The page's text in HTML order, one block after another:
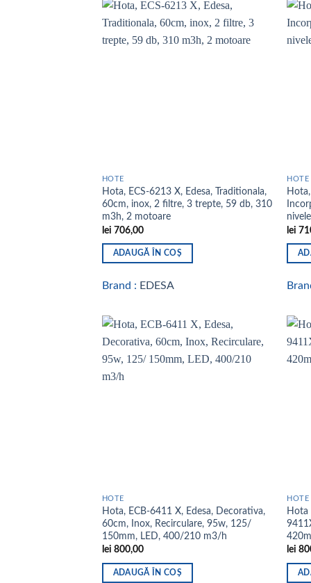
wishlist
HOTE
Hota, ECS-6213 X, Edesa, Traditionala,
60cm, inox, 2 filtre, 3 trepte, 59 db, 310
m3h, 2 motoare
lei 706,00
ADAUGĂ ÎN COȘ
Brand : EDESA
HOTE
lei
Add to
wishlist
HOTE
Hota, ECB-6411 X, Edesa, Decorativa,
60cm, Inox, Recirculare, 95w, 125/
150mm, LED, 400/210 m3/h
lei 800,00
ADAUGĂ ÎN COȘ
HOTE
Hota
lei